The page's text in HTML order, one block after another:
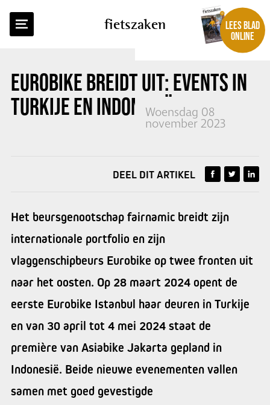
fietszaken
LEES BLAD
ONLINE
EUROBIKE BREIDT UIT: EVENTS IN
TURKIJEENINDONESIËWoensdag 08
november 2023
TERUG NAAR OVERZICHT
DEEL DIT ARTIKEL
Het beursgenootschap fairnamic breidt zijn
internationale portfolio en zijn
vlaggenschipbeurs Eurobike op twee fronten uit
naar het oosten. Op 28 maart 2024 opent de
eerste Eurobike Istanbul haar deuren in Turkije
en van 30 april tot 4 mei 2024 staat de
première van Asiabike Jakarta gepland in
Indonesië. Beide nieuwe evenementen vallen
samen met goed gevestigde